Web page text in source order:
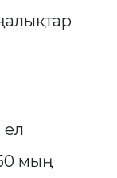
ел
мың